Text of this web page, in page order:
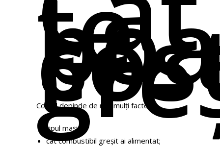
te
Costul depinde de mai mulți factori:
tipul mașinii;
cât combustibil greșit ai alimentat;